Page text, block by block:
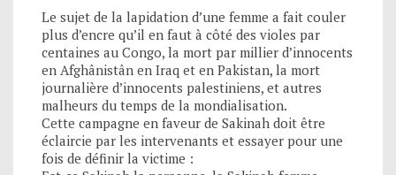
Le sujet de la lapidation d’une femme a fait couler
plus d’encre qu’il en faut à côté des violes par
centaines au Congo, la mort par millier d’innocents
en Afghânistân en Iraq et en Pakistan, la mort
journalière d’innocents palestiniens, et autres
malheurs du temps de la mondialisation.
Cette campagne en faveur de Sakinah doit être
éclaircie par les intervenants et essayer pour une
fois de définir la victime :